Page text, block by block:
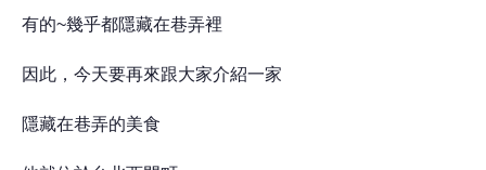
有的~幾乎都隱藏在巷弄裡
因此，今天要再來跟大家介紹一家
隱藏在巷弄的美食